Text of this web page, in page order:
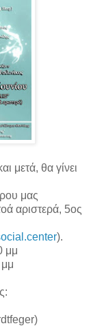
μετά, θα γίνει
μας
αριστερά, 5ος
).
μμ
μμ